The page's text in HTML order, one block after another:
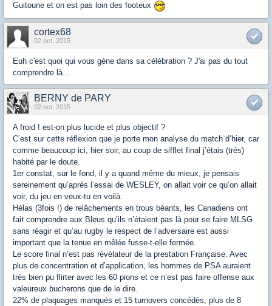
Guitoune et on est pas loin des footeux
cortex68
02 oct. 2015
Euh c'est quoi qui vous gène dans sa célébration ? J'ai pas du tout
comprendre là...
BERNY de PARY
02 oct. 2015
A froid ! est-on plus lucide et plus objectif ?
C’est sur cette réflexion que je porte mon analyse du match d’hier, car
comme beaucoup ici, hier soir, au coup de sifflet final j’étais (très)
habité par le doute.
1er constat, sur le fond, il y a quand même du mieux, je pensais
sereinement qu’après l’essai de WESLEY, on allait voir ce qu’on allait
voir, du jeu en veux-tu en voilà.
Hélas (3fois !) de relâchements en trous béants, les Canadiens ont
fait comprendre aux Bleus qu’ils n’étaient pas là pour se faire MLSG
sans réagir et qu’au rugby le respect de l’adversaire est aussi
important que la tenue en mêlée fusse-t-elle fermée.
Le score final n’est pas révélateur de la prestation Française. Avec
plus de concentration et d’application, les hommes de PSA auraient
très bien pu flirter avec les 60 pions et ce n’est pas faire offense aux
valeureux bucherons que de le dire.
22% de plaquages manqués et 15 turnovers concédés, plus de 8